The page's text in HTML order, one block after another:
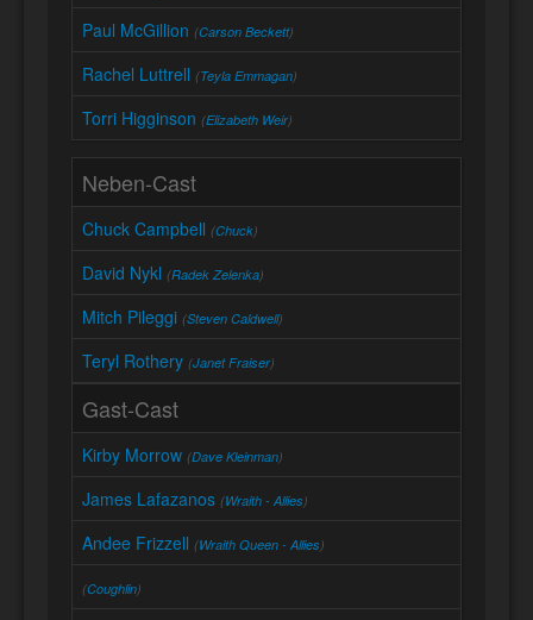
Paul McGillion (Carson Beckett)
Rachel Luttrell (Teyla Emmagan)
Torri Higginson (Elizabeth Weir)
Neben-Cast
Chuck Campbell (Chuck)
David Nykl (Radek Zelenka)
Mitch Pileggi (Steven Caldwell)
Teryl Rothery (Janet Fraiser)
Gast-Cast
Kirby Morrow (Dave Kleinman)
James Lafazanos (Wraith - Allies)
Andee Frizzell (Wraith Queen - Allies)
(Coughlin)